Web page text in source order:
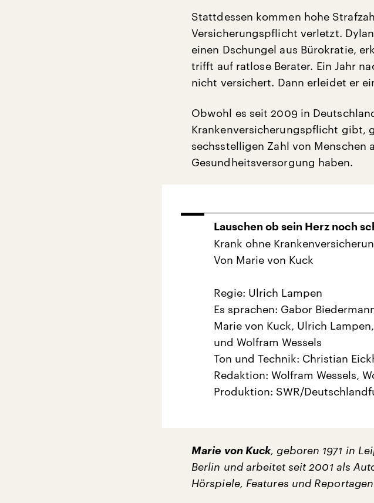
Stattdessen kommen hohe
Versicherungspflicht verletzt.
einen Dschungel aus Bürokratie,
trifft auf ratlose Berater. Ein Jahr
nicht versichert. Dann erleidet er
Obwohl es seit 2009 in
Krankenversicherungspflicht gibt,
sechsstelligen Zahl von Menschen
Gesundheitsversorgung haben.
Lauschen ob sein Herz noch
Krank ohne
Von Marie von Kuck
Regie: Ulrich Lampen
Es sprachen: Gabor
Marie von Kuck, Ulrich
und Wolfram Wessels
Ton und Technik: Christian
Redaktion: Wolfram Wessels,
Produktion: SWR/
Marie von Kuck, geboren 1971 in
Berlin und arbeitet seit 2001 als
Hörspiele, Features und